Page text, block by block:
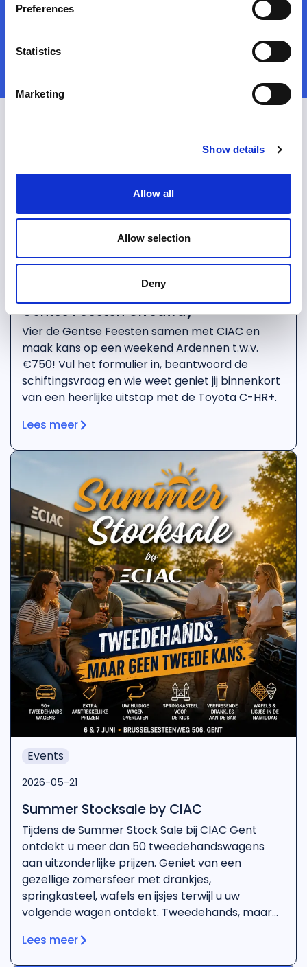
Preferences
Statistics
Marketing
Show details
Allow all
Allow selection
Deny
nieuwe wagen?
Nieuws & events
Gentse Feesten Actie
Gentse Feesten Giveaway
Vier de Gentse Feesten samen met CIAC en
maak kans op een weekend Ardennen t.w.v.
€750! Vul het formulier in, beantwoord de
schiftingsvraag en wie weet geniet jij binnenkort
van een heerlijke uitstap met de Toyota C-HR+.
Lees meer
Events
2026-05-21
Summer Stocksale by CIAC
Tijdens de Summer Stock Sale bij CIAC Gent
ontdekt u meer dan 50 tweedehandswagens
aan uitzonderlijke prijzen. Geniet van een
gezellige zomersfeer met drankjes,
springkasteel, wafels en ijsjes terwijl u uw
volgende wagen ontdekt. Tweedehands, maar
Lees meer